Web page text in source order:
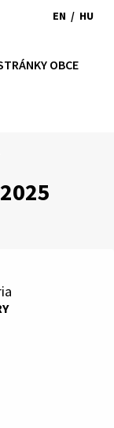
písmapísma
EN
to
/ HU
OBCE